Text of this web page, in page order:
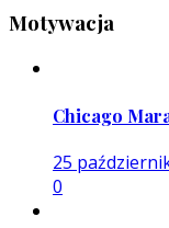
Motywacja
Chicago
25
0